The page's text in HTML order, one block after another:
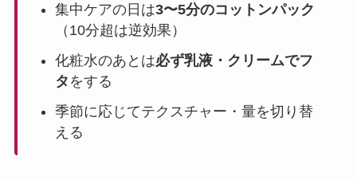
集中ケアの日は3〜5分のコットンパック
（10分超は逆効果）
化粧水のあとは必ず乳液・クリームでフ
タ をする
季節に応じてテクスチャー・量を切り替
える